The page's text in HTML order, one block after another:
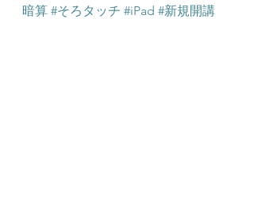
暗算 #そろタッチ #iPad #新規開講